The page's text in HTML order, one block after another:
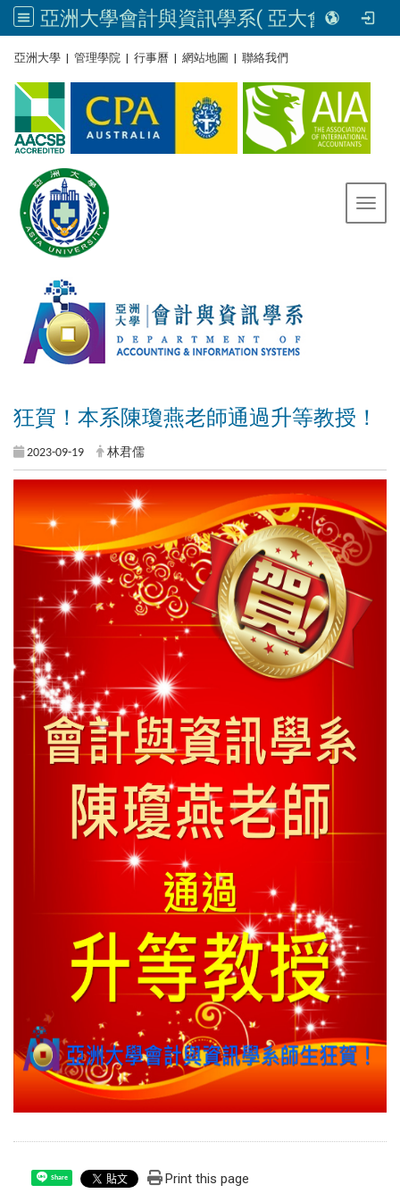
亞洲大學會計與資訊學系( 亞大會資系官網) | Asia University, Taiwan
亞洲大學 | 管理學院 | 行事曆 | 網站地圖 | 聯絡我們
狂賀！本系陳瓊燕老師通過升等教授！
2023-09-19 林君儒
Share Print this page